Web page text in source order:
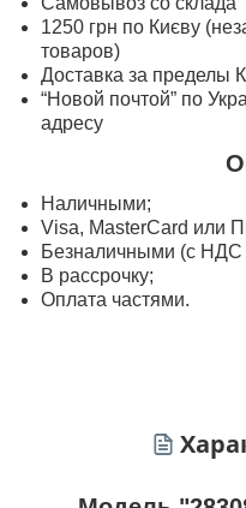
1250 грн по Києву
товаров)
Доставка за пределы
“Новой почтой” по
адресу
Наличными;
Visa, MasterСard или
Безналичными (с
В рассрочку;
Оплата частями.